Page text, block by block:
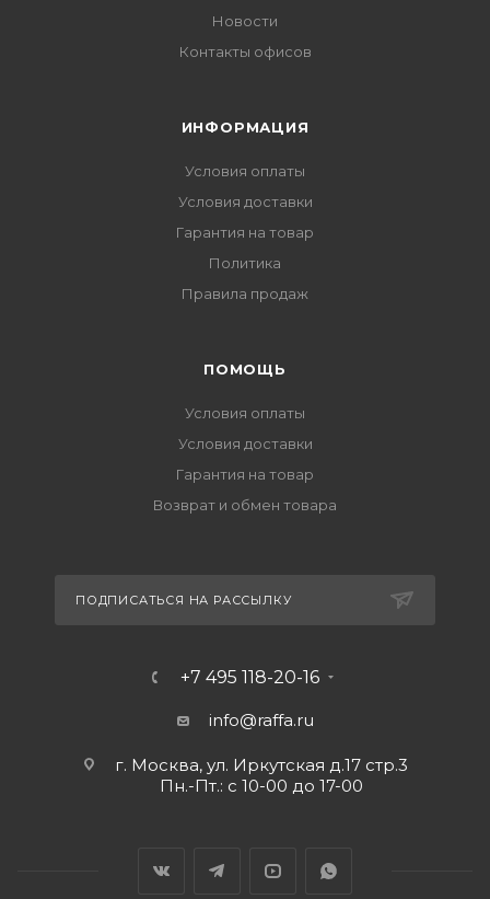
Новости
Контакты офисов
ИНФОРМАЦИЯ
Условия оплаты
Условия доставки
Гарантия на товар
Политика
Правила продаж
ПОМОЩЬ
Условия оплаты
Условия доставки
Гарантия на товар
Возврат и обмен товара
ПОДПИСАТЬСЯ НА РАССЫЛКУ
+7 495 118-20-16
info@raffa.ru
г. Москва, ул. Иркутская д.17 стр.3
Пн.-Пт.: с 10-00 до 17-00